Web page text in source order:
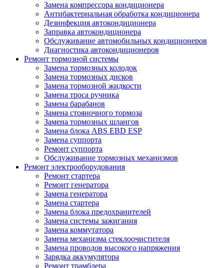
Замена компрессора кондиционера
Антибактериальная обработка кондиционера
Дезинфекция автокондиционера
Заправка автокондиционера
Обслуживание автомобильных кондиционеров
Диагностика автокондиционеров
Ремонт тормозной системы
Замена тормозных колодок
Замена тормозных дисков
Замена тормозной жидкости
Замена троса ручника
Замена барабанов
Замена стояночного тормоза
Замена тормозных шлангов
Замена блока ABS EBD ESP
Замена суппорта
Ремонт суппорта
Обслуживание тормозных механизмов
Ремонт электрооборудования
Ремонт стартера
Ремонт генератора
Замена генератора
Замена стартера
Замена блока предохранителей
Замена системы зажигания
Замена коммутатора
Замена механизма стеклоочистителя
Замена проводов высокого напряжения
Зарядка аккумулятора
Ремонт трамблера